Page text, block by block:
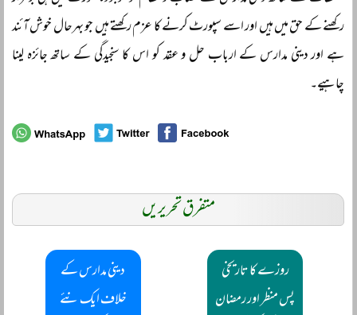
رکھنے کے حق میں ہیں اور اسے سپورٹ کرنے کا عزم رکھتے ہیں جو بہرحال خوش آئند
ہے اور دینی مدارس کے ارباب حل و عقد کو اس کا سنجیدگی کے ساتھ جائزہ لینا
چاہیے۔
متفرق تحریریں
روزے کا تاریخی
پس منظر اور رمضان
دینی مدارس کے
خلاف ایک نئے